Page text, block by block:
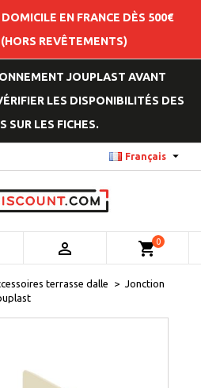
EN FRANCE DÈS 500€
REVÊTEMENTS)
JOUPLAST AVANT
LES DISPONIBILITÉS DES
SUR LES FICHES.
Français 
 shopping_cart0
terrasse dalle
Jonction